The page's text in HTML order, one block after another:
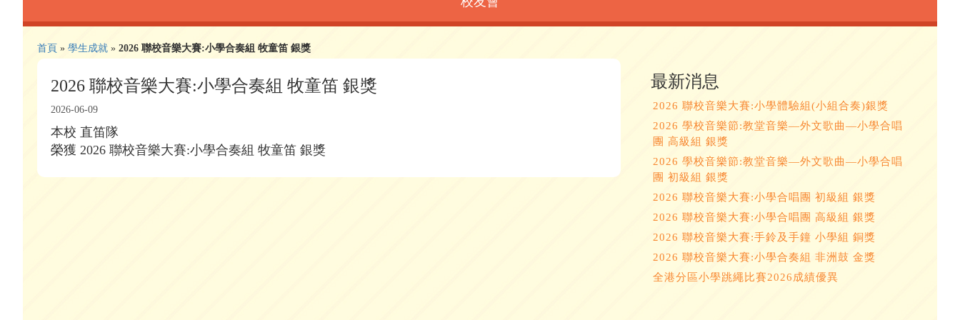
首頁 » 學生成就 » 2026 聯校音樂大賽:小學合奏組 牧童笛 銀獎
2026 聯校音樂大賽:小學合奏組 牧童笛 銀獎
2026-06-09
本校 直笛隊
榮獲 2026 聯校音樂大賽:小學合奏組 牧童笛 銀獎
最新消息
2026 聯校音樂大賽:小學體驗組(小組合奏)銀獎
2026 學校音樂節:教堂音樂—外文歌曲—小學合唱
團 高級組 銀獎
2026 學校音樂節:教堂音樂—外文歌曲—小學合唱
團 初級組 銀獎
2026 聯校音樂大賽:小學合唱團 初級組 銀獎
2026 聯校音樂大賽:小學合唱團 高級組 銀獎
2026 聯校音樂大賽:手鈴及手鐘 小學組 銅獎
2026 聯校音樂大賽:小學合奏組 非洲鼓 金獎
全港分區小學跳繩比賽2026成績優異